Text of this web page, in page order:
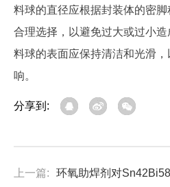
料球的直径应根据封装体的密
合理选择，以避免过大或过小
料球的表面应保持清洁和光滑
响。
分享到:
上一篇: 环氧助焊剂对